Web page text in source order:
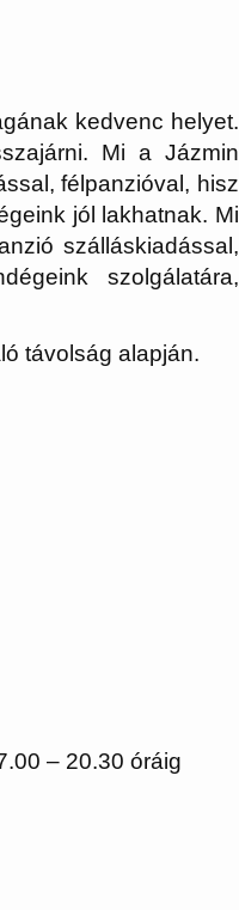
kedvenc helyet.
Mi a Jázmin
félpanzióval, hisz
jól lakhatnak. Mi
szálláskiadással,
szolgálatára,
távolság alapján.
– 20.30 óráig